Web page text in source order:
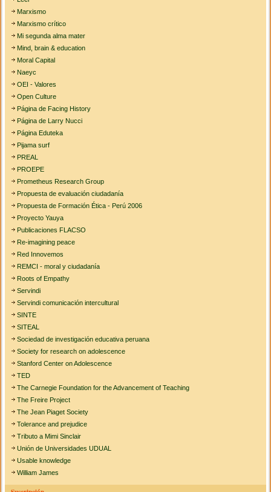
Marxismo
Marxismo crítico
Mi segunda alma mater
Mind, brain & education
Moral Capital
Naeyc
OEI - Valores
Open Culture
Página de Facing History
Página de Larry Nucci
Página Eduteka
Pijama surf
PREAL
PROEPE
Prometheus Research Group
Propuesta de evaluación ciudadanía
Propuesta de Formación Ética - Perú 2006
Proyecto Yauya
Publicaciones FLACSO
Re-imagining peace
Red Innovemos
REMCI - moral y ciudadanía
Roots of Empathy
Servindi
Servindi comunicación intercultural
SINTE
SITEAL
Sociedad de investigación educativa peruana
Society for research on adolescence
Stanford Center on Adolescence
TED
The Carnegie Foundation for the Advancement of Teaching
The Freire Project
The Jean Piaget Society
Tolerance and prejudice
Tributo a Mimi Sinclair
Unión de Universidades UDUAL
Usable knowledge
William James